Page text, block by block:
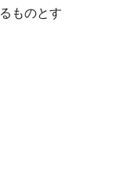
ものとす